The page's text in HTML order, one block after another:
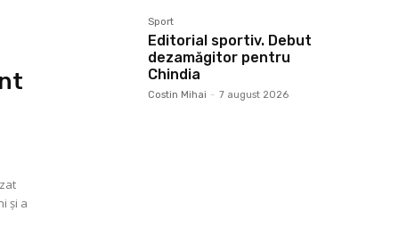
și a
Sport
Editorial sportiv. Debut
dezamăgitor pentru
Chindia
Costin Mihai - 7 august 2026